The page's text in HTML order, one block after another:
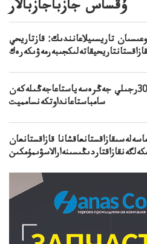
ۇقساس جازباجازبالار
تاريسىيلاعانندىك: قازتاريحي
ۇقشۇ-عا 3عاجىل30رجىلي جەڭرەسەياستاعاجەڭىلەكەن
سامباستاعانداوتكەنسامميت
قازاقستانعان